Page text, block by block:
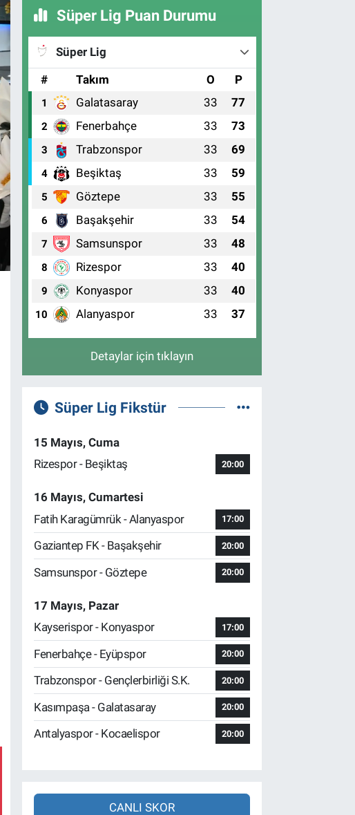
Süper Lig Puan Durumu
Süper Lig
#
Takım O P
1 Galatasaray 33 77
2 Fenerbahçe 33 73
3 Trabzonspor 33 69
4 Beşiktaş 33 59
5 Göztepe 33 55
6 Başakşehir 33 54
7 Samsunspor 33 48
8 Rizespor 33 40
9 Konyaspor 33 40
10 Alanyaspor 33 37
Detaylar için tıklayın
Süper Lig Fikstür
15 Mayıs, Cuma
Rizespor - Beşiktaş
20:00
16 Mayıs, Cumartesi
Fatih Karagümrük - Alanyaspor
17:00
Gaziantep FK - Başakşehir 20:00
Samsunspor - Göztepe 20:00
17 Mayıs, Pazar
Kayserispor - Konyaspor
17:00
Fenerbahçe - Eyüpspor 20:00
Trabzonspor - Gençlerbirliği S.K. 20:00
Kasımpaşa - Galatasaray 20:00
Antalyaspor - Kocaelispor 20:00
CANLI SKOR